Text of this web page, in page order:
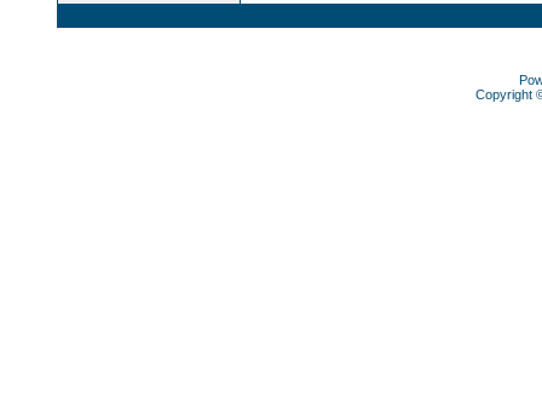
Copyright